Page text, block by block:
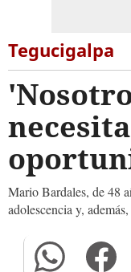
Tegucigalpa
Mario Bardales, de 48
adolescencia y,